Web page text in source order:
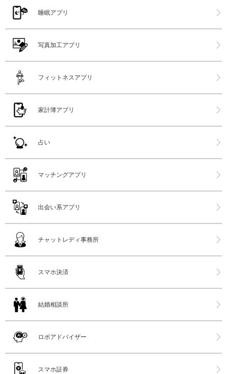
睡眠アプリ
写真加工アプリ
フィットネスアプリ
家計簿アプリ
占い
マッチングアプリ
出会い系アプリ
チャットレディ事務所
スマホ決済
結婚相談所
ロボアドバイザー
スマホ証券